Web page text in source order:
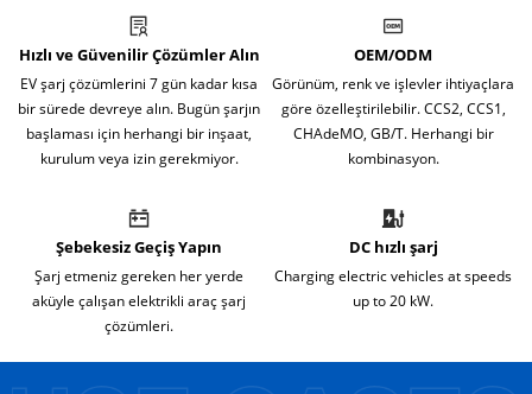
Hızlı ve Güvenilir Çözümler Alın
EV şarj çözümlerini 7 gün kadar kısa
bir sürede devreye alın. Bugün şarjın
başlaması için herhangi bir inşaat,
kurulum veya izin gerekmiyor.
OEM/ODM
Görünüm, renk ve işlevler ihtiyaçlara
göre özelleştirilebilir. CCS2, CCS1,
CHAdeMO, GB/T. Herhangi bir
kombinasyon.
Şebekesiz Geçiş Yapın
Şarj etmeniz gereken her yerde
aküyle çalışan elektrikli araç şarj
çözümleri.
DC hızlı şarj
Charging electric vehicles at speeds
up to 20 kW.